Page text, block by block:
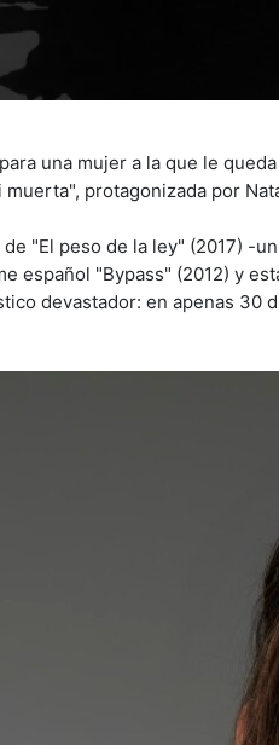
una mujer a la que le
protagonizada por
"El peso de la ley" (2017) -
español "Bypass" (2012) y
devastador: en apenas 30